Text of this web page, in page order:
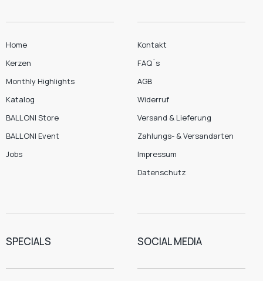
Home
Kerzen
Monthly Highlights
Katalog
BALLONI Store
BALLONI Event
Jobs
Kontakt
FAQ´s
AGB
Widerruf
Versand & Lieferung
Zahlungs- & Versandarten
Impressum
Datenschutz
SPECIALS SOCIAL MEDIA